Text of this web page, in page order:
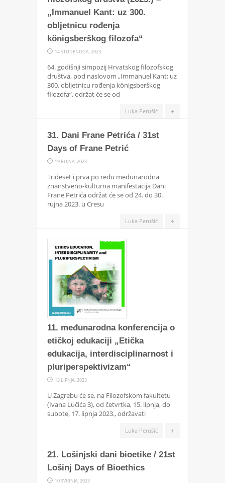
„Immanuel Kant: uz 300.
obljetnicu rođenja
königsberškog filozofa“
14 STUDENOGA, 2023
64. godišnji simpozij Hrvatskog filozofskog
društva, pod naslovom „Immanuel Kant: uz
300. obljetnicu rođenja königsberškog
filozofa“, održat će se od
+
Luka Perušić
31. Dani Frane Petrića / 31st
Days of Frane Petrić
19 RUJNA, 2023
Trideset i prva po redu međunarodna
znanstveno-kulturna manifestacija Dani
Frane Petrića održat će se od 24. do 30.
rujna 2023. u Cresu
+
Luka Perušić
11. međunarodna konferencija o
etičkoj edukaciji „Etička
edukacija, interdisciplinarnost i
pluriperspektivizam“
13 LIPNJA, 2023
U Zagrebu će se, na Filozofskom fakultetu
(Ivana Lučića 3), od četvrtka, 15. lipnja, do
subote, 17. lipnja 2023., održavati
+
Luka Perušić
21. Lošinjski dani bioetike / 21st
Lošinj Days of Bioethics
10 SVIBNJA, 2023